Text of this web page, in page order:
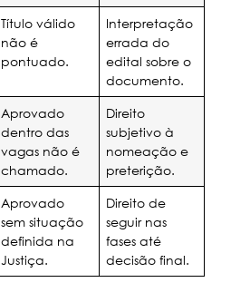
Título válido
não é
pontuado.
Interpretação
errada do
edital sobre o
documento.
Aprovado
dentro das
vagas não é
chamado.
Direito
subjetivo à
nomeação e
preterição.
Aprovado
sem situação
definida na
Justiça.
Direito de
seguir nas
fases até
decisão final.